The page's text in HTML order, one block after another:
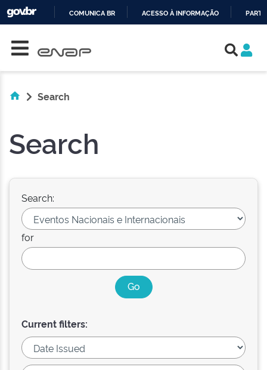
COMUNICA BR ACESSO À INFORMAÇÃO
Search
Search
Search:
for
Current filters: